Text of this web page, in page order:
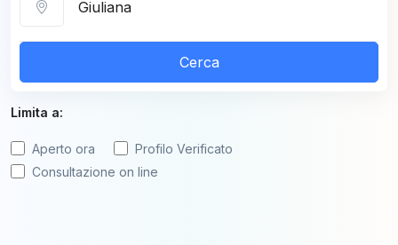
Cerca
Limita a:
Aperto ora
Profilo Verificato
Consultazione on line